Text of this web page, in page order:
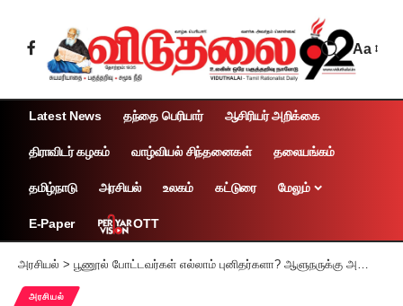
Aa
Latest News தந்தை பெரியார் ஆசிரியர் அறிக்கை
திராவிடர் கழகம் வாழ்வியல் சிந்தனைகள் தலையங்கம்
தமிழ்நாடு அரசியல் உலகம் கட்டுரை மேலும்
E-Paper OTT
அரசியல் > பூணூல் போட்டவர்கள் எல்லாம் புனிதர்களா? ஆளுநருக்கு அமைச்சர் க. பொன்முடி அதிரடி!
அரசியல்